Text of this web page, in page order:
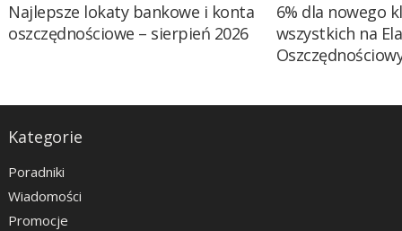
Najlepsze lokaty bankowe i konta
oszczędnościowe – sierpień 2026
6% dla nowego
wszystkich na
Kategorie
Poradniki
Wiadomości
Promocje